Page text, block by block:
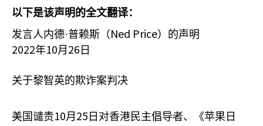
以下是该声明的全文翻译：
发言人内德·普赖斯（ Ned Price）的声明
2022年10月 26 日
关于黎智英的欺诈案判决
美国谴责10月 25 日对香港民主倡导者、《苹果日